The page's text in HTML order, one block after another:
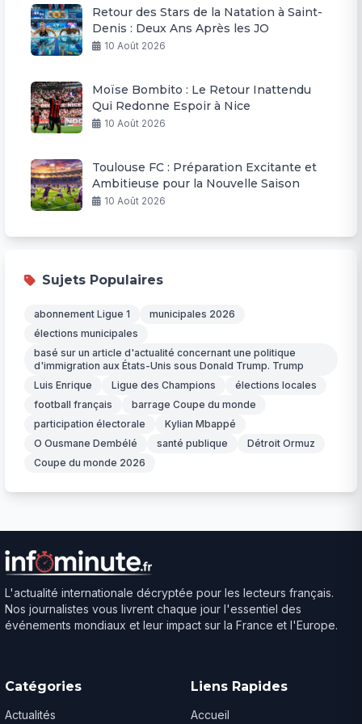
Retour des Stars de la Natation à Saint-
Denis : Deux Ans Après les JO
10 Août 2026
Moïse Bombito : Le Retour Inattendu
Qui Redonne Espoir à Nice
10 Août 2026
Toulouse FC : Préparation Excitante et
Ambitieuse pour la Nouvelle Saison
10 Août 2026
Sujets Populaires
abonnement Ligue 1
municipales 2026
élections municipales
basé sur un article d'actualité concernant une politique
d'immigration aux États-Unis sous Donald Trump. Trump
Luis Enrique
Ligue des Champions
élections locales
football français
barrage Coupe du monde
participation électorale
Kylian Mbappé
O Ousmane Dembélé
santé publique
Détroit Ormuz
Coupe du monde 2026
L'actualité internationale décryptée pour les lecteurs français.
Nos journalistes vous livrent chaque jour l'essentiel des
événements mondiaux et leur impact sur la France et l'Europe.
Catégories
Actualités
Liens Rapides
Accueil